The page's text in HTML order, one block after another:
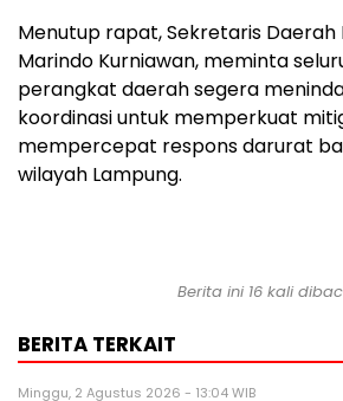
Menutup rapat, Sekretaris Daerah
Marindo Kurniawan, meminta
perangkat daerah segera
koordinasi untuk memperkuat
mempercepat respons darurat
wilayah Lampung.
Berita ini 16 kali
BERITA TERKAIT
Minggu, 2 Agustus 2026 - 13:04 WIB